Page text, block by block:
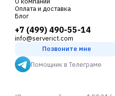
Оплата и доставка
Блог
+7 (499) 490-55-14
info@serverict.com
Позвоните мне
Помощник в Телеграме